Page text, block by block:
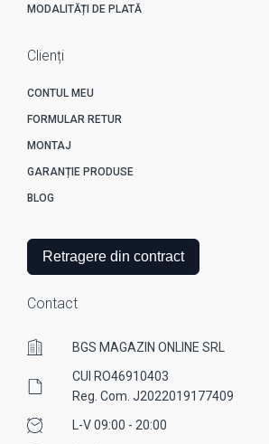
MODALITĂȚI DE PLATĂ
Clienți
CONTUL MEU
FORMULAR RETUR
MONTAJ
GARANȚIE PRODUSE
BLOG
Retragere din contract
Contact
BGS MAGAZIN ONLINE SRL
CUI RO46910403
Reg. Com. J2022019177409
L-V 09:00 - 20:00